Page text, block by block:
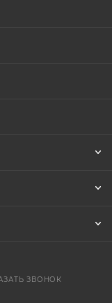
ЗВОНОК